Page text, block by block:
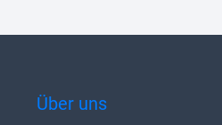
Über uns